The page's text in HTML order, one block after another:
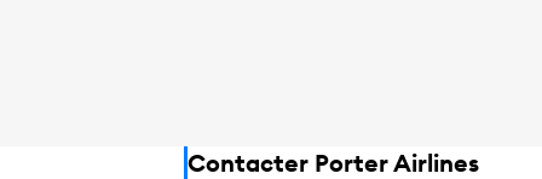
Contacter Porter Airlines